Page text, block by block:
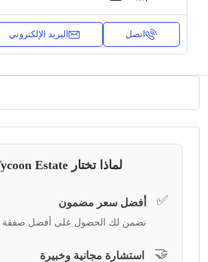
اتصل البريد الإلكتروني
لماذا تختار Tycoon Estate؟
✅ أفضل سعر مضمون
نضمن لك الحصول على أفضل صفقة
🤝 استشارة مجانية وخبيرة